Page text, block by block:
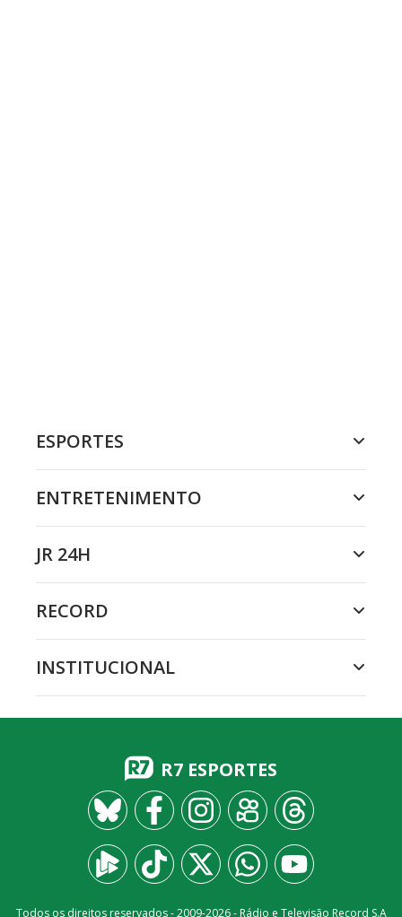
ESPORTES
ENTRETENIMENTO
JR 24H
RECORD
INSTITUCIONAL
R7 ESPORTES
Todos os direitos reservados - 2009-2026- Rádio e Televisão Record S.A